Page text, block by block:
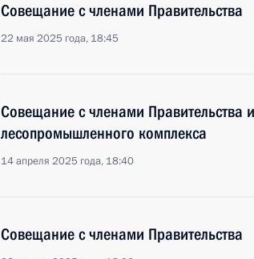
Совещание с членами Правительства
22 мая 2025 года, 18:45
Совещание с членами Правительства
лесопромышленного комплекса
14 апреля 2025 года, 18:40
Совещание с членами Правительства